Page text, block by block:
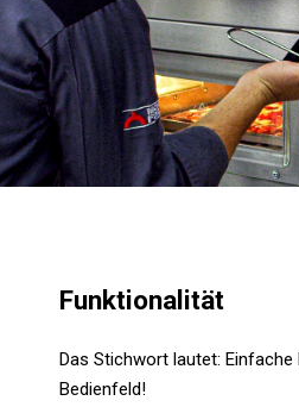
Funktionalität
Das Stichwort lautet:
Bedienfeld!